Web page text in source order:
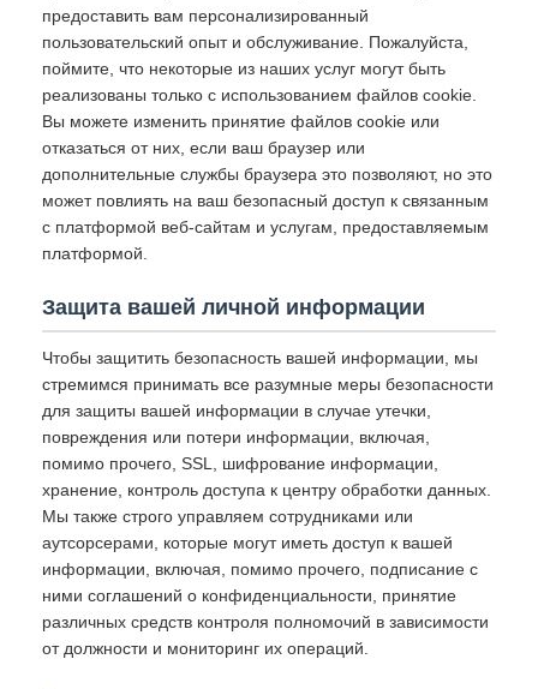
предоставить вам персонализированный
пользовательский опыт и обслуживание. Пожалуйста,
поймите, что некоторые из наших услуг могут быть
реализованы только с использованием файлов cookie.
Вы можете изменить принятие файлов cookie или
отказаться от них, если ваш браузер или
дополнительные службы браузера это позволяют, но это
может повлиять на ваш безопасный доступ к связанным
с платформой веб-сайтам и услугам, предоставляемым
платформой.
Защита вашей личной информации
Чтобы защитить безопасность вашей информации, мы
стремимся принимать все разумные меры безопасности
для защиты вашей информации в случае утечки,
повреждения или потери информации, включая,
помимо прочего, SSL, шифрование информации,
хранение, контроль доступа к центру обработки данных.
Мы также строго управляем сотрудниками или
аутсорсерами, которые могут иметь доступ к вашей
информации, включая, помимо прочего, подписание с
ними соглашений о конфиденциальности, принятие
различных средств контроля полномочий в зависимости
от должности и мониторинг их операций.